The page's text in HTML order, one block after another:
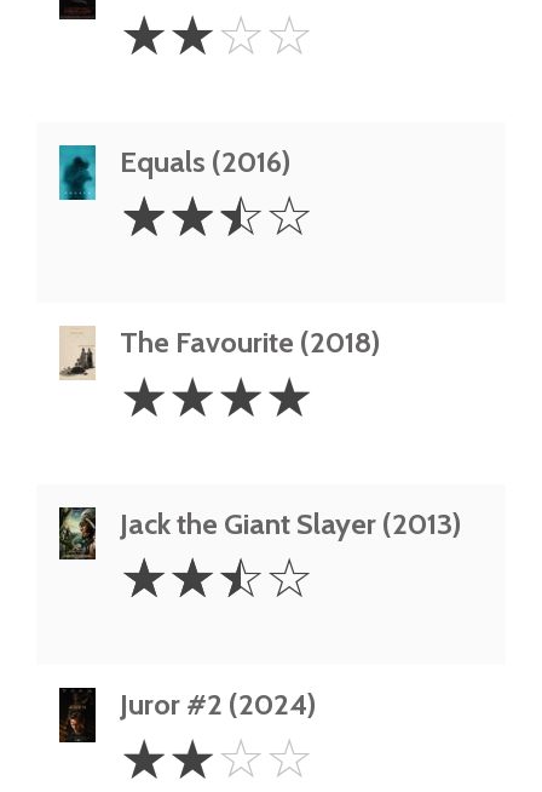
Stars
☆☆☆☆
Equals (2016)
2.5
Stars
☆☆☆☆
The Favourite (2018)
Stars
☆☆☆☆
Jack the Giant Slayer (2013)
2.5
Stars
☆☆☆☆
Juror #2 (2024)
Stars
☆☆☆☆